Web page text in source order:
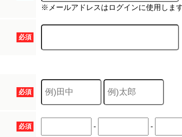
※メールアドレスはログインに使用します
必須
必須
必須 - -